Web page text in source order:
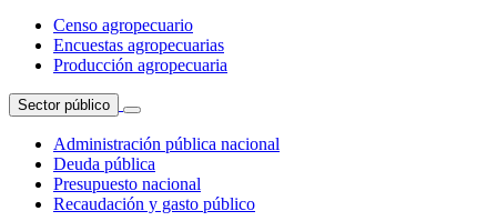
Censo agropecuario
Encuestas agropecuarias
Producción agropecuaria
Sector público
Administración pública nacional
Deuda pública
Presupuesto nacional
Recaudación y gasto público